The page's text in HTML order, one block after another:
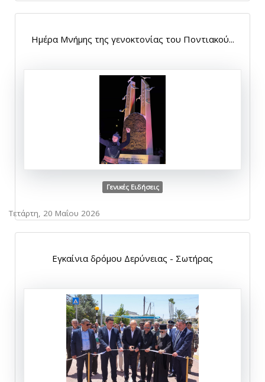
Ημέρα Μνήμης της γενοκτονίας του Ποντιακού...
Γενικές Ειδήσεις
Τετάρτη, 20 Μαΐου 2026
Εγκαίνια δρόμου Δερύνειας - Σωτήρας